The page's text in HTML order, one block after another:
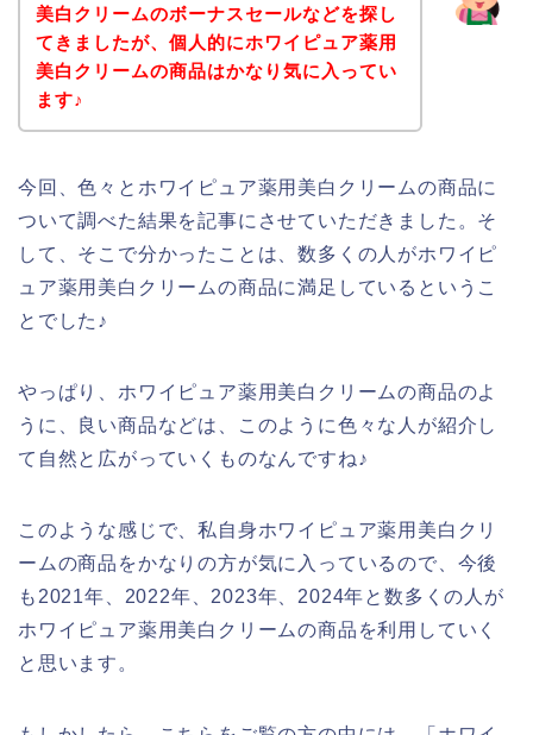
美白クリームのボーナスセールなどを探し
てきましたが、個人的にホワイピュア薬用
美白クリームの商品はかなり気に入ってい
ます♪
今回、色々とホワイピュア薬用美白クリームの商品に
ついて調べた結果を記事にさせていただきました。そ
して、そこで分かったことは、数多くの人がホワイピ
ュア薬用美白クリームの商品に満足しているというこ
とでした♪
やっぱり、ホワイピュア薬用美白クリームの商品のよ
うに、良い商品などは、このように色々な人が紹介し
て自然と広がっていくものなんですね♪
このような感じで、私自身ホワイピュア薬用美白クリ
ームの商品をかなりの方が気に入っているので、今後
も2021年、2022年、2023年、2024年と数多くの人が
ホワイピュア薬用美白クリームの商品を利用していく
と思います。